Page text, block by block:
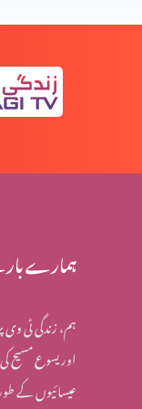
ہمارے
ہم، زندگی ٹی
اور یسوع مسیح
عیسائیوں کے